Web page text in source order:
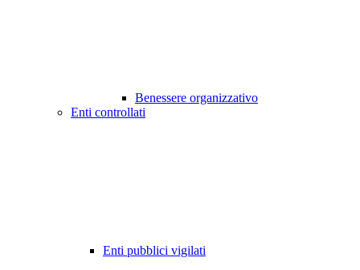
Benessere organizzativo
Enti controllati
Enti pubblici vigilati